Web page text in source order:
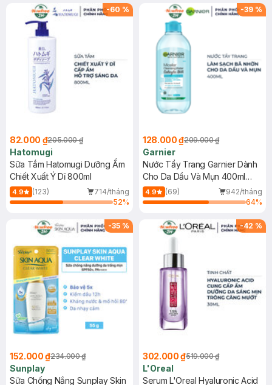
(SL có hạn)
-60 %
82.000 ₫205.000 ₫
Hatomugi
Sữa Tắm Hatomugi Dưỡng Ẩm
Chiết Xuất Ý Dĩ 800ml
4.9 (123)
714/tháng
52%
-39 %
128.000 ₫209.000 ₫
Garnier
Nước Tẩy Trang Garnier Dành
Cho Da Dầu Và Mụn 400ml
(Mới)
4.9 (69)
942/tháng
64%
-35 %
152.000 ₫234.000 ₫
Sunplay
Sữa Chống Nắng Sunplay Skin
-42 %
302.000 ₫519.000 ₫
L'Oreal
Serum L'Oreal Hyaluronic Acid